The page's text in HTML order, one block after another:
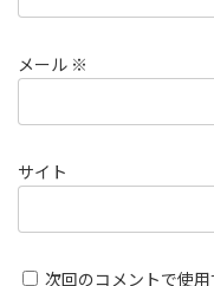
メール ※
サイト
次回のコメントで使